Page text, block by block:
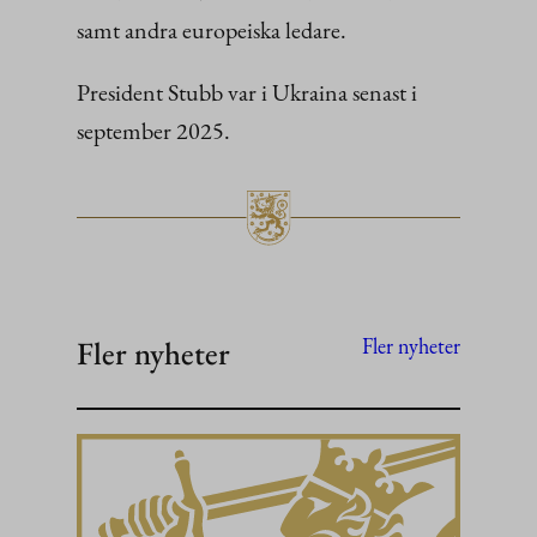
samt andra europeiska ledare.
President Stubb var i Ukraina senast i
september 2025.
Fler nyheter Fler nyheter